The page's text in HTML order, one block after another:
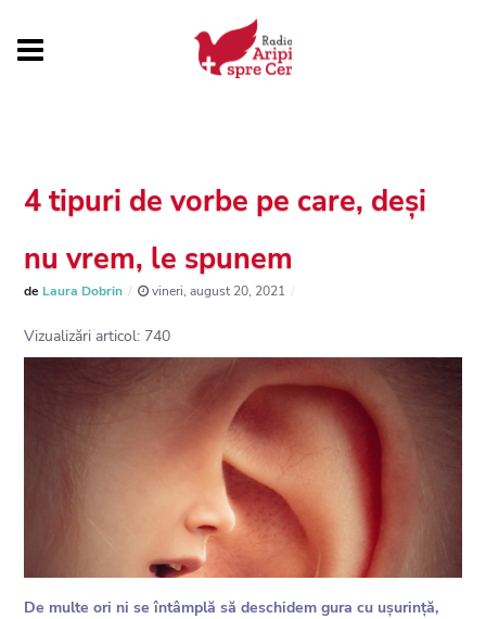
4 tipuri de vorbe pe care, deși
nu vrem, le spunem
de Laura Dobrin vineri, august 20, 2021
Vizualizări articol: 740
De multe ori ni se întâmplă să deschidem gura cu ușurință,